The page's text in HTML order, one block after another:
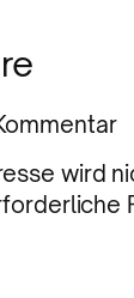
wird